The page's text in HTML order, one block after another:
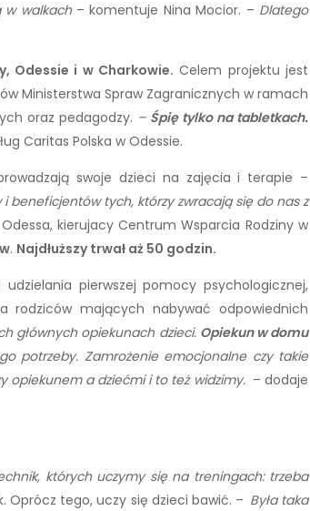
w walkach– komentuje Nina Mocior. – Dlatego
Odessie i w Charkowie. Celem projektu jest
Ministerstwa Spraw Zagranicznych w ramach
oraz pedagodzy. – Śpię tylko na tabletkach.
Caritas Polska w Odessie.
swoje dzieci na zajęcia i terapie –
beneficjentów tych, którzy zwracają się do nas z
kierujacy Centrum Wsparcia Rodziny w
. Najdłuższy trwał aż 50 godzin.
pierwszej pomocy psychologicznej,
rodziców mających nabywać odpowiednich
głównych opiekunach dzieci. Opiekun w domu
potrzeby. Zamrożenie emocjonalne czy takie
opiekunem a dziećmi i to też widzimy.– dodaje
których uczymy się na treningach: trzeba
Oprócz tego, uczy się dzieci bawić. – Była taka